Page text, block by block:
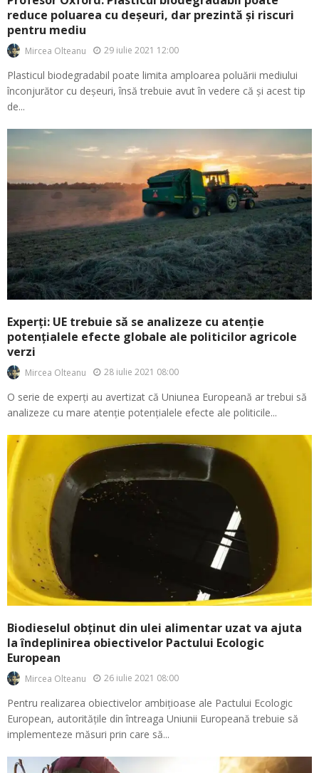
reduce poluarea cu deșeuri, dar prezintă și riscuri
pentru mediu
Mircea Olteanu 29 iulie 2021 12:00
Plasticul biodegradabil poate limita amploarea poluării mediului
înconjurător cu deșeuri, însă trebuie avut în vedere că și acest tip
de...
Experți: UE trebuie să se analizeze cu atenție
potențialele efecte globale ale politicilor agricole
verzi
Mircea Olteanu 28 iulie 2021 08:00
O serie de experți au avertizat că Uniunea Europeană ar trebui să
analizeze cu mare atenție potențialele efecte ale politicile...
Biodieselul obținut din ulei alimentar uzat va ajuta
la îndeplinirea obiectivelor Pactului Ecologic
European
Mircea Olteanu 26 iulie 2021 08:00
Pentru realizarea obiectivelor ambițioase ale Pactului Ecologic
European, autoritățile din întreaga Uniunii Europeană trebuie să
implementeze măsuri prin care să...